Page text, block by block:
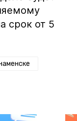
срок от 5